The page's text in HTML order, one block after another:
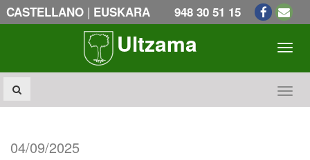
CASTELLANO | EUSKARA 948 30 51 15
Ultzama
04/09/2025